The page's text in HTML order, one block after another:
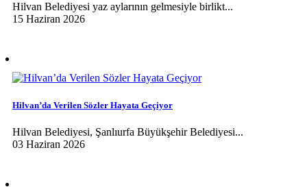
Hilvan Belediyesi yaz aylarının gelmesiyle birlikt...
15 Haziran 2026
Hilvan’da Verilen Sözler Hayata Geçiyor
Hilvan Belediyesi, Şanlıurfa Büyükşehir Belediyesi...
03 Haziran 2026